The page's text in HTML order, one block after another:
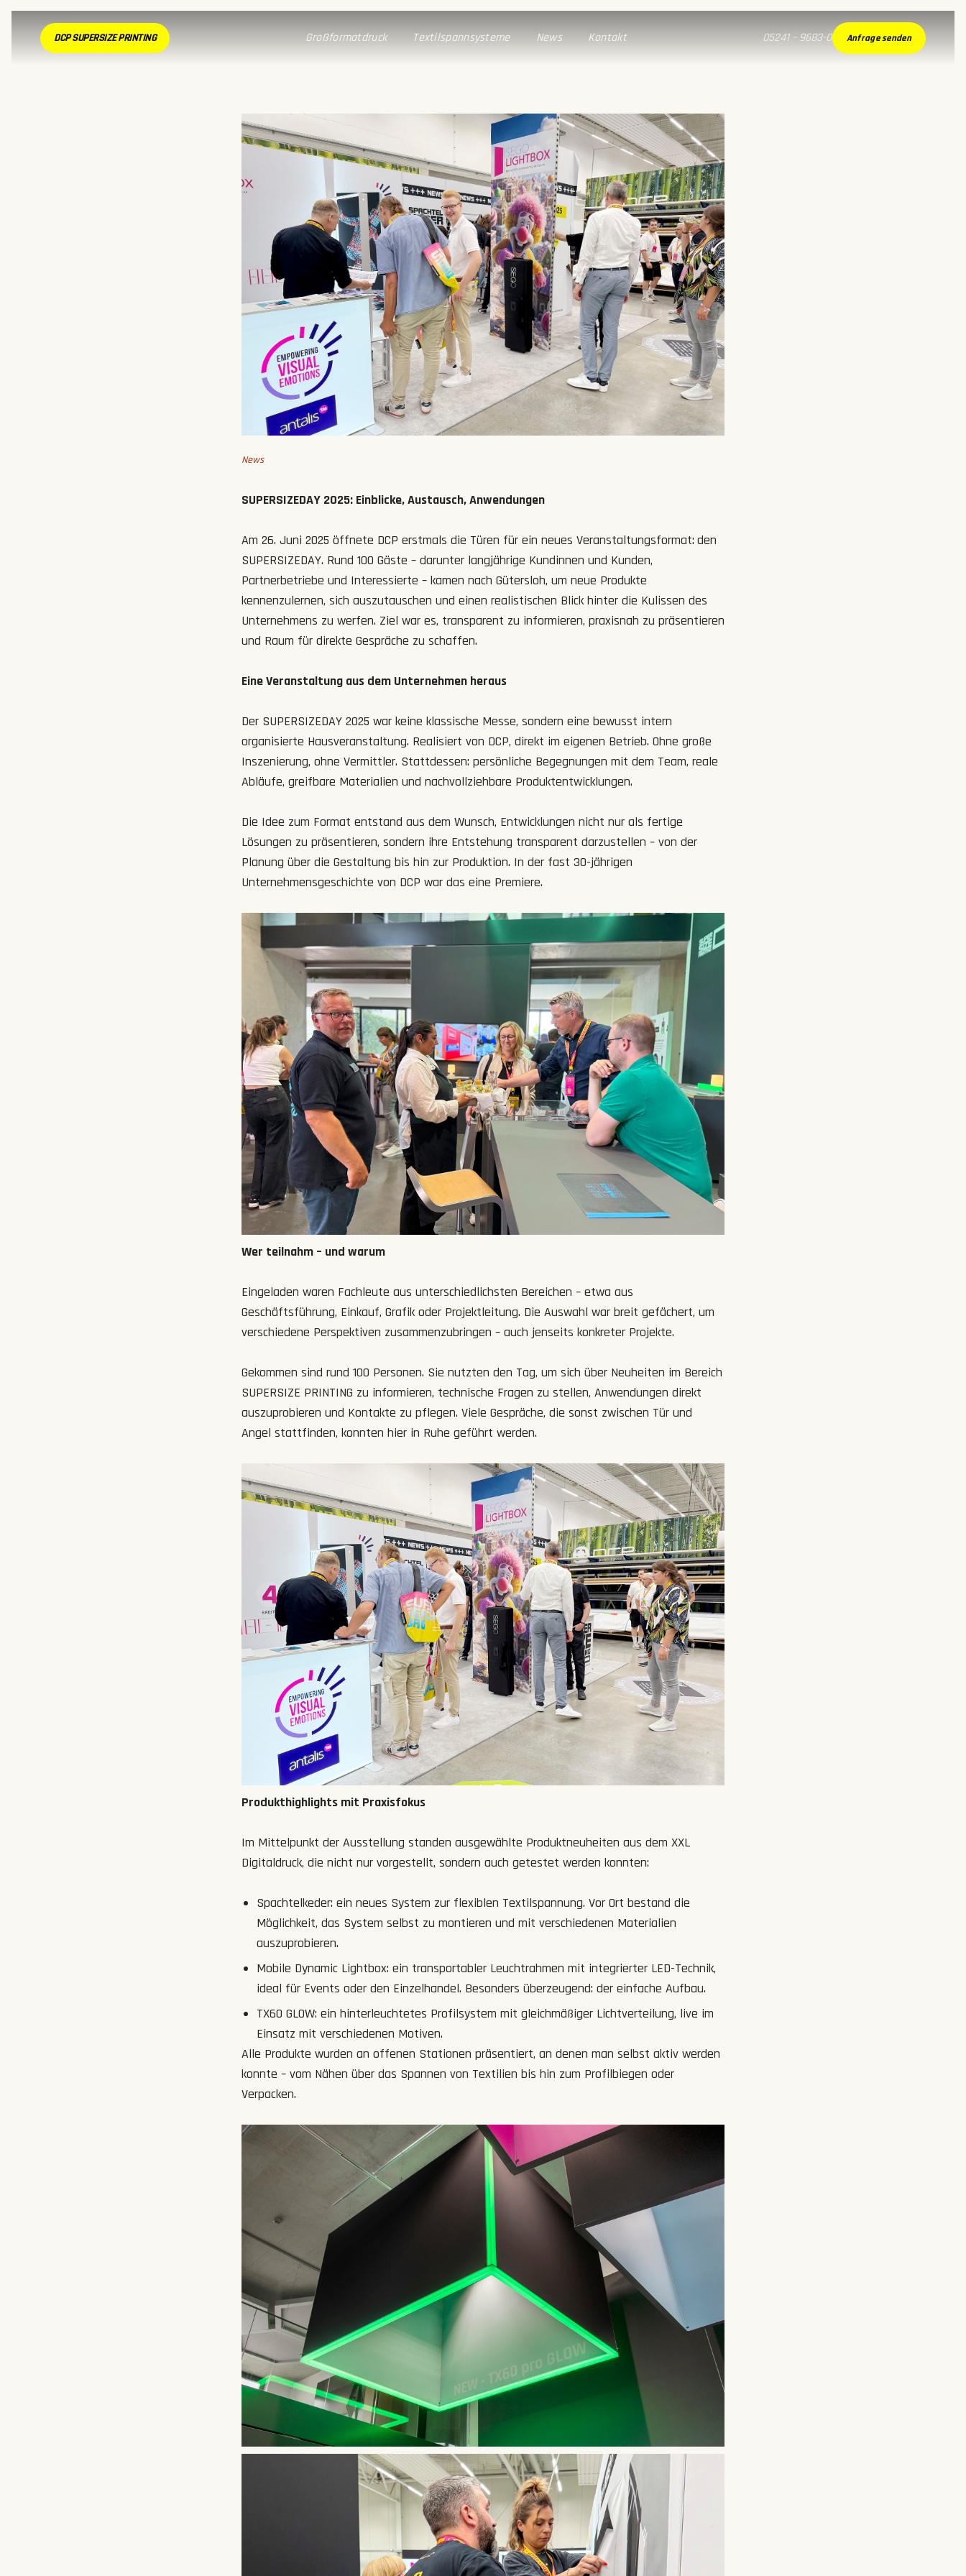
DCP SUPERSIZE PRINTING Großformatdruck Textilspannsysteme News Kontakt 05241 – 9683-0 Anfrage senden
News
SUPERSIZEDAY 2025: Einblicke, Austausch, Anwendungen
Am 26. Juni 2025 öffnete DCP erstmals die Türen für ein neues Veranstaltungsformat: den
SUPERSIZEDAY. Rund 100 Gäste – darunter langjährige Kundinnen und Kunden,
Partnerbetriebe und Interessierte – kamen nach Gütersloh, um neue Produkte
kennenzulernen, sich auszutauschen und einen realistischen Blick hinter die Kulissen des
Unternehmens zu werfen. Ziel war es, transparent zu informieren, praxisnah zu präsentieren
und Raum für direkte Gespräche zu schaffen.
Eine Veranstaltung aus dem Unternehmen heraus
Der SUPERSIZEDAY 2025 war keine klassische Messe, sondern eine bewusst intern
organisierte Hausveranstaltung. Realisiert von DCP, direkt im eigenen Betrieb. Ohne große
Inszenierung, ohne Vermittler. Stattdessen: persönliche Begegnungen mit dem Team, reale
Abläufe, greifbare Materialien und nachvollziehbare Produktentwicklungen.
Die Idee zum Format entstand aus dem Wunsch, Entwicklungen nicht nur als fertige
Lösungen zu präsentieren, sondern ihre Entstehung transparent darzustellen – von der
Planung über die Gestaltung bis hin zur Produktion. In der fast 30-jährigen
Unternehmensgeschichte von DCP war das eine Premiere.
Wer teilnahm – und warum
Eingeladen waren Fachleute aus unterschiedlichsten Bereichen – etwa aus
Geschäftsführung, Einkauf, Grafik oder Projektleitung. Die Auswahl war breit gefächert, um
verschiedene Perspektiven zusammenzubringen – auch jenseits konkreter Projekte.
Gekommen sind rund 100 Personen. Sie nutzten den Tag, um sich über Neuheiten im Bereich
SUPERSIZE PRINTING zu informieren, technische Fragen zu stellen, Anwendungen direkt
auszuprobieren und Kontakte zu pflegen. Viele Gespräche, die sonst zwischen Tür und
Angel stattfinden, konnten hier in Ruhe geführt werden.
Produkthighlights mit Praxisfokus
Im Mittelpunkt der Ausstellung standen ausgewählte Produktneuheiten aus dem XXL
Digitaldruck, die nicht nur vorgestellt, sondern auch getestet werden konnten:
Spachtelkeder: ein neues System zur flexiblen Textilspannung. Vor Ort bestand die
Möglichkeit, das System selbst zu montieren und mit verschiedenen Materialien
auszuprobieren.
Mobile Dynamic Lightbox: ein transportabler Leuchtrahmen mit integrierter LED-Technik,
ideal für Events oder den Einzelhandel. Besonders überzeugend: der einfache Aufbau.
TX60 GLOW: ein hinterleuchtetes Profilsystem mit gleichmäßiger Lichtverteilung, live im
Einsatz mit verschiedenen Motiven.
Alle Produkte wurden an offenen Stationen präsentiert, an denen man selbst aktiv werden
konnte – vom Nähen über das Spannen von Textilien bis hin zum Profilbiegen oder
Verpacken.